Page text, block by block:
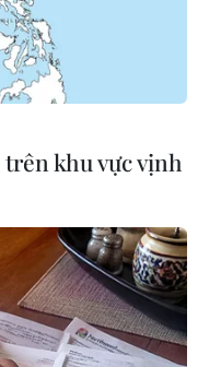
hàng không Air
khu vực vịnh